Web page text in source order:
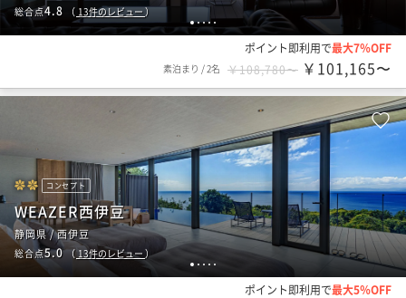
12345
総合点4.8 （ 13件のレビュー）
ポイント即利用で最大7％OFF
素泊まり /2名 ￥108,780〜 ￥101,165〜
1 2 3 4 5
コンセプト
WEAZER西伊豆
静岡県 / 西伊豆
総合点5.0（ 13件のレビュー ）
ポイント即利用で最大5％OFF